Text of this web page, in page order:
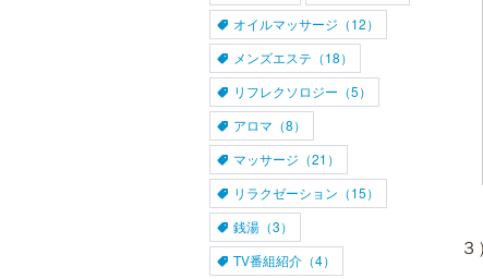
オイルマッサージ（12）
メンズエステ（18）
リフレクソロジー（5）
アロマ（8）
マッサージ（21）
リラクゼーション（15）
銭湯（3）
TV番組紹介（4）